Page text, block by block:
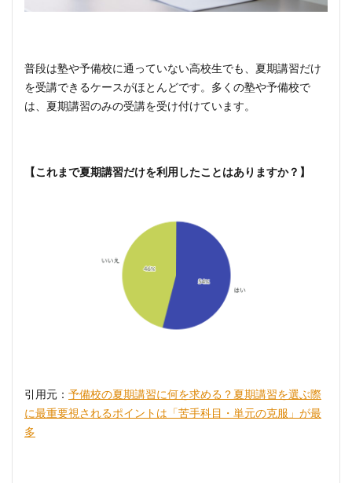
普段は塾や予備校に通っていない高校生でも、夏期講習だけ
を受講できるケースがほとんどです。多くの塾や予備校で
は、夏期講習のみの受講を受け付けています。
【これまで夏期講習だけを利用したことはありますか？】
引用元： 予備校の夏期講習に何を求める？夏期講習を選ぶ際
に最重要視されるポイントは「苦手科目・単元の克服」が最
多